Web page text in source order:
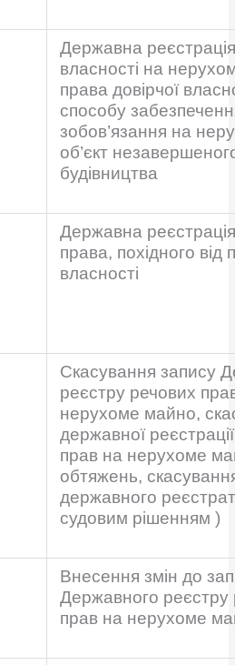
Державна
власності на
права довірчої
способу
зобов’язання на
об’єкт
будівництва
Державна
права, похідного від
власності
Скасування запису
реєстру речових
нерухоме майно,
державної
прав на нерухоме
обтяжень,
державного
судовим рішенням )
Внесення змін до
Державного реєстру
прав на нерухоме